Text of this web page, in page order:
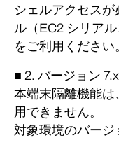
シェルアクセス
ル（EC2 シリアル
をご利用ください
■ 2. バージョン
本端末隔離機能は
用できません。
対象環境のバージ